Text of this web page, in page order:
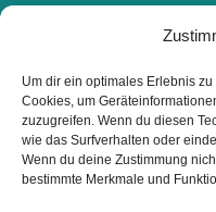
Um dir ein optimales Erlebnis
Cookies, um
zuzugreifen. Wenn du diesen
wie das Surfverhalten oder
Wenn du deine Zustimmung
bestimmte Merkmale und
Berufsbegleitender
Fernstudium Master
FOLGE UNS